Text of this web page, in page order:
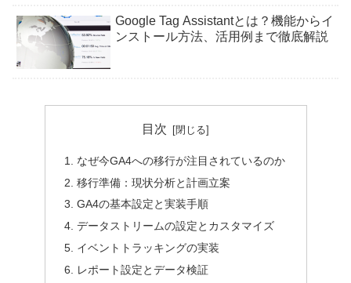
Google Tag Assistantとは？機能からイ
ンストール方法、活用例まで徹底解説
目次
なぜ今GA4への移行が注目されているのか
移行準備：現状分析と計画立案
GA4の基本設定と実装手順
データストリームの設定とカスタマイズ
イベントトラッキングの実装
レポート設定とデータ検証